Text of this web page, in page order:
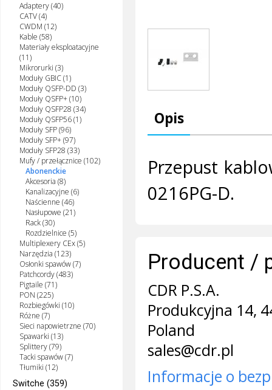
Adaptery (40)
CATV (4)
CWDM (12)
Kable (58)
Materiały eksploatacyjne
(11)
Mikrorurki (3)
Moduły GBIC (1)
Moduły QSFP-DD (3)
Moduły QSFP+ (10)
Moduły QSFP28 (34)
Moduły QSFP56 (1)
Moduły SFP (96)
Moduły SFP+ (97)
Moduły SFP28 (33)
Mufy / przełącznice (102)
Abonenckie
Akcesoria (8)
Kanalizacyjne (6)
Naścienne (46)
Nasłupowe (21)
Rack (30)
Rozdzielnice (5)
Multiplexery CEx (5)
Narzędzia (123)
Osłonki spawów (7)
Patchcordy (483)
Pigtaile (71)
PON (225)
Rozbiegówki (10)
Różne (7)
Sieci napowietrzne (70)
Spawarki (13)
Splittery (79)
Tacki spawów (7)
Tłumiki (12)
Switche (359)
Opis
Przepust
0216PG-D.
Producent /
CDR P.S.A.
Produkcyjna 14,
Poland
sales@cdr.pl
Informacje o